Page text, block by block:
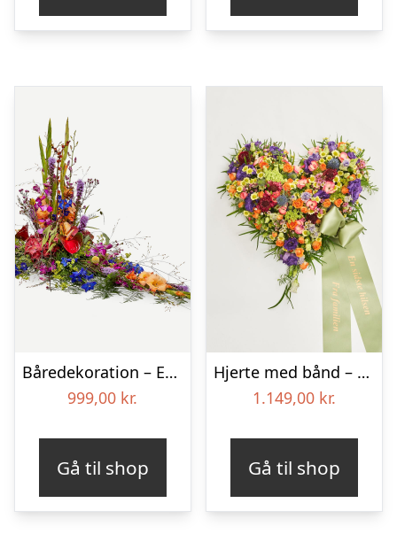
Båredekoration – Et farverigt farvel
999,00 kr.
Gå til shop
Hjerte med bånd – Floristens kreative valg
1.149,00 kr.
Gå til shop